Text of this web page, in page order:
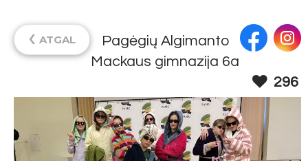
‹ ATGAL
Pagėgių Algimanto
Mackaus gimnazija 6a
296